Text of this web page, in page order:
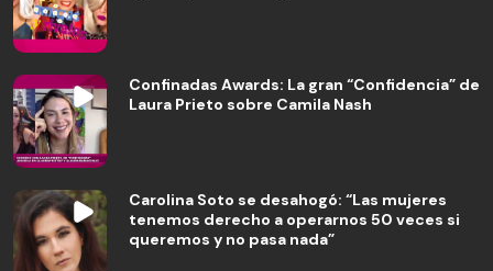
Confinadas Awards: La gran “Confidencia” de
Laura Prieto sobre Camila Nash
Carolina Soto se desahogó: “Las mujeres
tenemos derecho a operarnos 50 veces si
queremos y no pasa nada”